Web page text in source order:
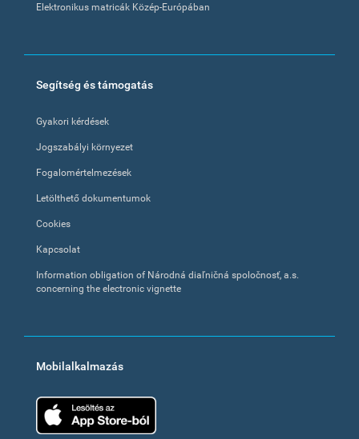
Elektronikus matricák Közép-Európában
Segítség és támogatás
Gyakori kérdések
Jogszabályi környezet
Fogalomértelmezések
Letölthető dokumentumok
Cookies
Kapcsolat
Information obligation of Národná diaľničná spoločnosť, a.s.
concerning the electronic vignette
Mobilalkalmazás